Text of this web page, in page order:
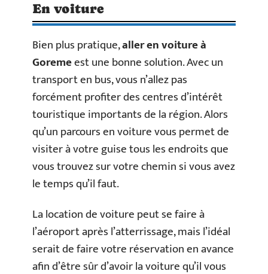
En voiture
Bien plus pratique,aller en voiture à
Goremeest une bonne solution. Avec un
transport en bus, vous n’allez pas
forcément profiter des centres d’intérêt
touristique importants de la région. Alors
qu’un parcours en voiture vous permet de
visiter à votre guise tous les endroits que
vous trouvez sur votre chemin si vous avez
le temps qu’il faut.
La location de voiture peut se faire à
l’aéroport après l’atterrissage, mais l’idéal
serait de faire votre réservation en avance
afin d’être sûr d’avoir la voiture qu’il vous